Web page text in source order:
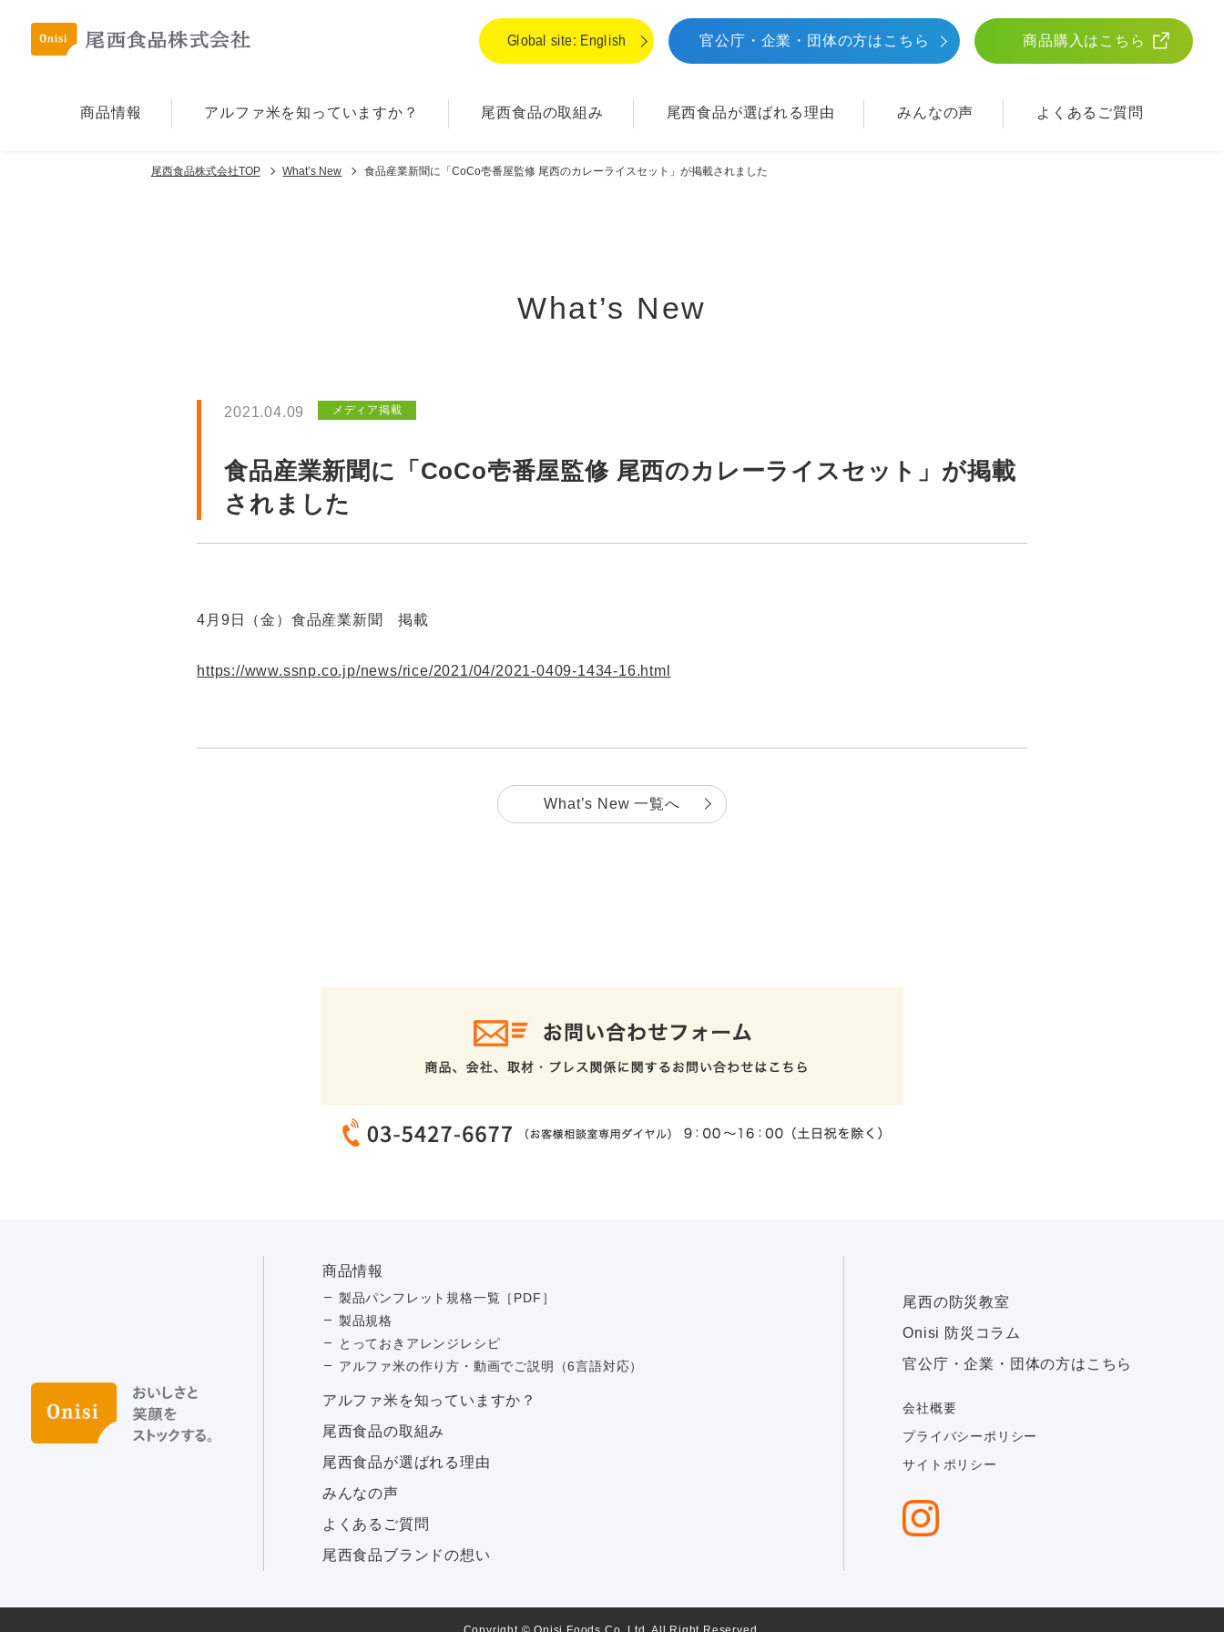
Global site: English 官公庁・企業・団体の方はこちら 商品購入はこちら
商品情報 アルファ⽶を知っていますか？ 尾西食品の取組み 尾西食品が選ばれる理由 みんなの声 よくあるご質問
尾西食品株式会社TOP What’s New 食品産業新聞に「CoCo壱番屋監修 尾西のカレーライスセット」が掲載されました
What’s New
2021.04.09 メディア掲載
食品産業新聞に「CoCo壱番屋監修 尾西のカレーライスセット」が掲載
されました
4月9日（金）食品産業新聞 掲載
https://www.ssnp.co.jp/news/rice/2021/04/2021-0409-1434-16.html
What’s New 一覧へ
商品情報
製品パンフレット規格一覧［PDF］
製品規格
とっておきアレンジレシピ
アルファ米の作り方・動画でご説明（6言語対応）
アルファ⽶を知っていますか？
尾西食品の取組み
尾西食品が選ばれる理由
みんなの声
よくあるご質問
尾西食品ブランドの想い
尾西の防災教室
Onisi 防災コラム
官公庁・企業・団体の方はこちら
会社概要
プライバシーポリシー
サイトポリシー